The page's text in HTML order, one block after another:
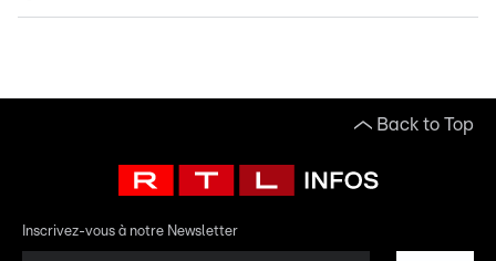
Back to Top
Inscrivez-vous à notre Newsletter